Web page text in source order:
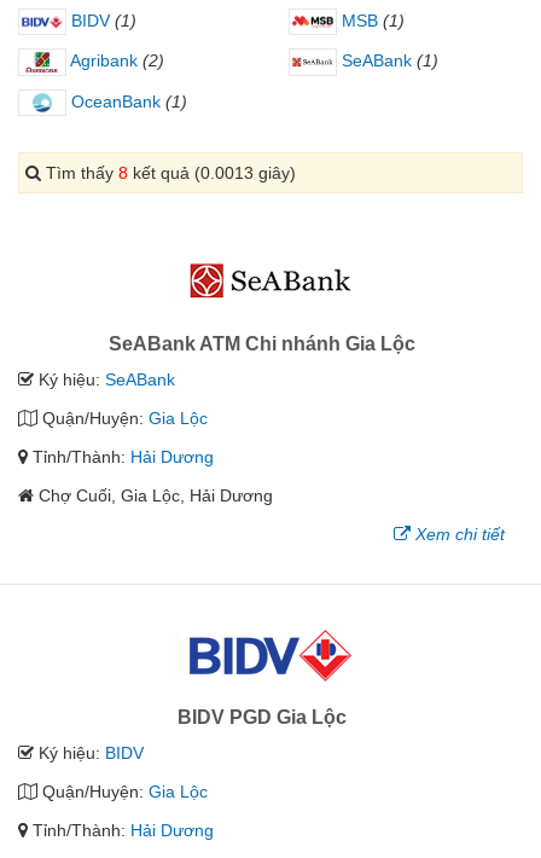
BIDV (1) MSB (1)
Agribank (2) SeABank (1)
OceanBank (1)
Tìm thấy 8 kết quả (0.0013 giây)
SeABank ATM Chi nhánh Gia Lộc
Ký hiệu: SeABank
Quận/Huyện: Gia Lộc
Tỉnh/Thành: Hải Dương
Chợ Cuối, Gia Lộc, Hải Dương
Xem chi tiết
BIDV PGD Gia Lộc
Ký hiệu: BIDV
Quận/Huyện: Gia Lộc
Tỉnh/Thành: Hải Dương